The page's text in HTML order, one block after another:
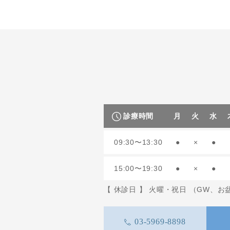
診療時間 月 火 水
09:30〜13:30 ● × ●
15:00〜19:30 ● × ●
【 休診日 】 火曜・祝日 （GW、お
03-5969-8898